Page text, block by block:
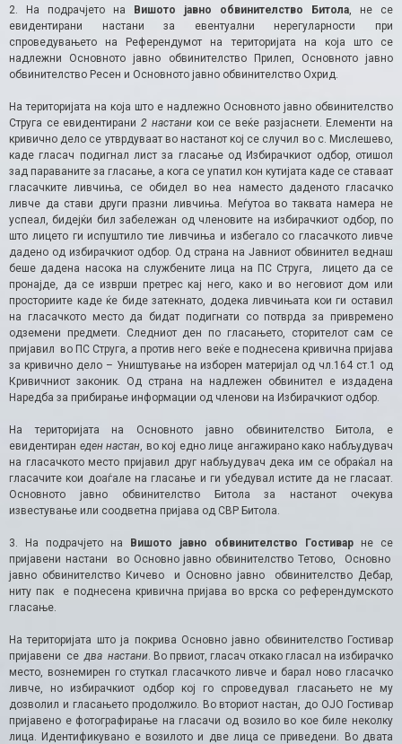
2. На подрачјето на Вишото јавно обвинителство Битола, не се
евидентирани настани за евентуални нерегуларности при
спроведувањето на Референдумот на територијата на која што се
надлежни Основното јавно обвинителство Прилеп, Основното јавно
обвинителство Ресен и Основното јавно обвинителство Охрид.
На територијата на која што е надлежно Основното јавно обвинителство
Струга се евидентирани2 настани кои се веќе разјаснети. Елементи на
кривично дело се утврдуваат во настанот кој се случил во с. Мислешево,
каде гласач подигнал лист за гласање од Избирачкиот одбор, отишол
зад параваните за гласање, а кога се упатил кон кутијата каде се ставаат
гласачките ливчиња, се обидел во неа наместо даденото гласачко
ливче да стави други празни ливчиња. Меѓутоа во таквата намера не
успеал, бидејќи бил забележан од членовите на избирачкиот одбор, по
што лицето ги испуштило тие ливчиња и избегало со гласачкото ливче
дадено од избирачкиот одбор. Од страна на Јавниот обвинител веднаш
беше дадена насока на службените лица на ПС Струга, лицето да се
пронајде, да се изврши претрес кај него, како и во неговиот дом или
просториите каде ќе биде затекнато, додека ливчињата кои ги оставил
на гласачкото место да бидат подигнати со потврда за привремено
одземени предмети. Следниот ден по гласањето, сторителот сам се
пријавил во ПС Струга, а против него веќе е поднесена кривична пријава
за кривично дело – Уништување на изборен материјал од чл.164 ст.1 од
Кривичниот законик. Од страна на надлежен обвинител е издадена
Наредба за прибирање информации од членови на Избирачкиот одбор.
На територијата на Основното јавно обвинителство Битола, е
евидентиран еден настан, во кој едно лице ангажирано како набљудувач
на гласачкото место пријавил друг набљудувач дека им се обраќал на
гласачите кои доаѓале на гласање и ги убедувал истите да не гласаат.
Основното јавно обвинителство Битола за настанот очекува
известување или соодветна пријава од СВР Битола.
3. На подрачјето на Вишото јавно обвинителство Гостивар не се
пријавени настани во Основно јавно обвинителство Тетово, Основно
јавно обвинителство Кичево и Основно јавно обвинителство Дебар,
ниту пак е поднесена кривична пријава во врска со референдумското
гласање.
На територијата што ја покрива Основно јавно обвинителство Гостивар
пријавени седва настани. Во првиот, гласач откако гласал на избирачко
место, вознемирен го стуткал гласачкото ливче и барал ново гласачко
ливче, но избирачкиот одбор кој го спроведувал гласањето не му
дозволил и гласањето продолжило. Во вториот настан, до ОЈО Гостивар
пријавено е фотографирање на гласачи од возило во кое биле неколку
лица. Идентификувано е возилото и две лица се приведени. Во двата